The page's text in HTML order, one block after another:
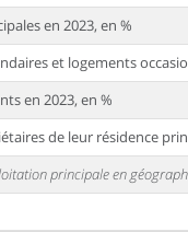
en 2023, en %
et logements
en 2023, en %
de leur résidence
principale en